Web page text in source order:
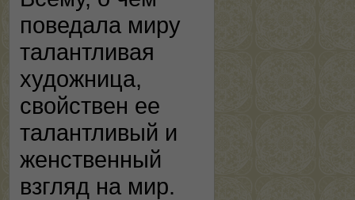
поведала миру
талантливая
художница,
свойствен ее
талантливый и
женственный
взгляд на мир.